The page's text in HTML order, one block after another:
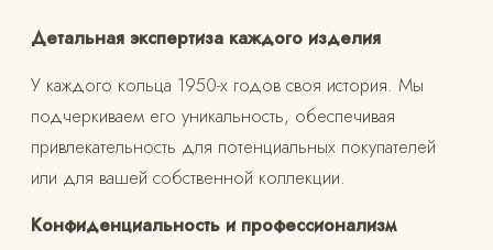
Детальная экспертиза каждого изделия
У каждого кольца 1950-х годов своя история. Мы
подчеркиваем его уникальность, обеспечивая
привлекательность для потенциальных покупателей
или для вашей собственной коллекции.
Конфиденциальность и профессионализм